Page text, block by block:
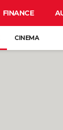
FINANCE
CINEMA